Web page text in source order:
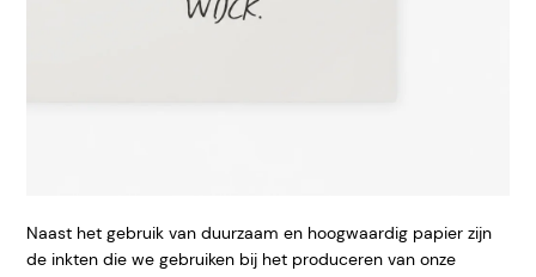
Naast het gebruik van duurzaam en hoogwaardig papier zijn
de inkten die we gebruiken bij het produceren van onze